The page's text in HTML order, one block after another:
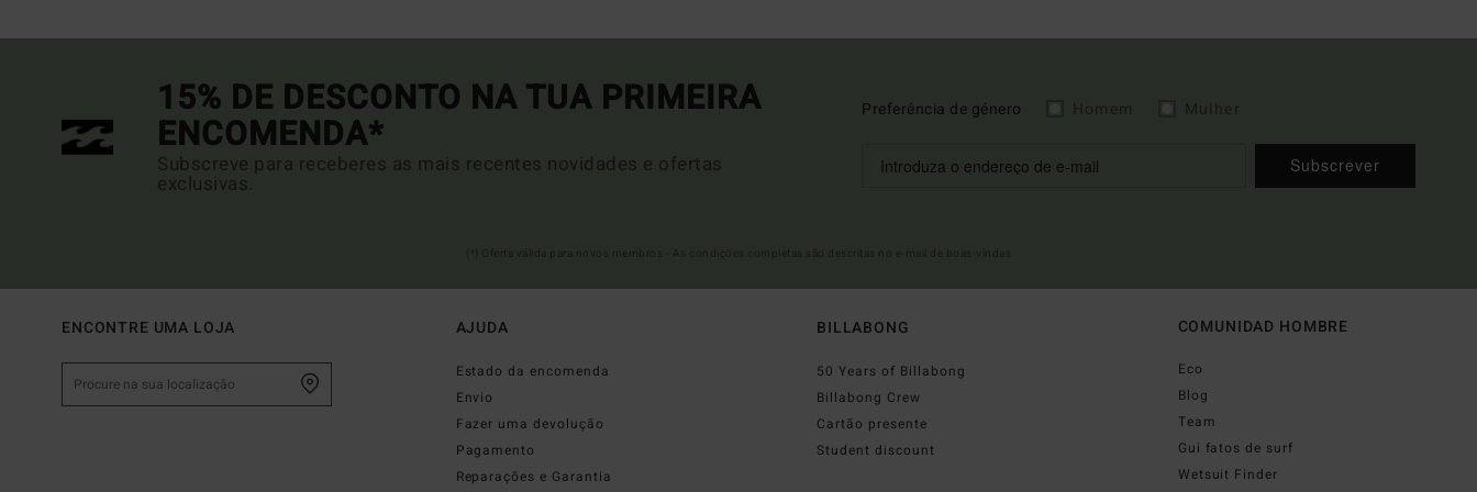
15% DE DESCONTO NA TUA PRIMEIRA
ENCOMENDA*
Subscreve para receberes as mais recentes novidades e ofertas
exclusivas.
Preferência de género
Subscrever
ENCONTRE UMA LOJA AJUDA
Estado da encomenda
Envio
Fazer uma devolução
Pagamento
Reparações e Garantia
BILLABONG
50 Years of Billabong
Billabong Crew
Cartão presente
Student discount
COMUNIDAD HOMBRE
Eco
Blog
Team
Gui fatos de surf
Wetsuit Finder